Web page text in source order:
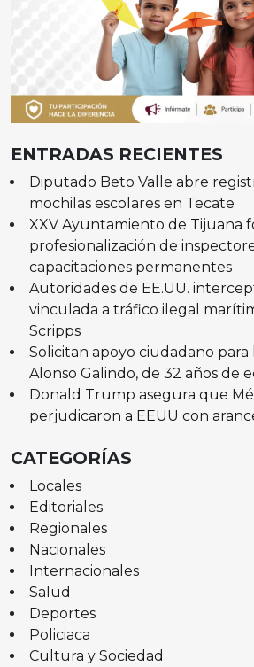
ENTRADAS RECIENTES
Diputado Beto Valle abre
mochilas escolares en Tecate
XXV Ayuntamiento de Tijuana
profesionalización de
capacitaciones permanentes
Autoridades de EE.UU.
vinculada a tráfico ilegal
Scripps
Solicitan apoyo ciudadano para
Alonso Galindo, de 32 años de
Donald Trump asegura que
perjudicaron a EEUU con
CATEGORÍAS
Locales
Editoriales
Regionales
Nacionales
Internacionales
Salud
Deportes
Policiaca
Cultura y Sociedad